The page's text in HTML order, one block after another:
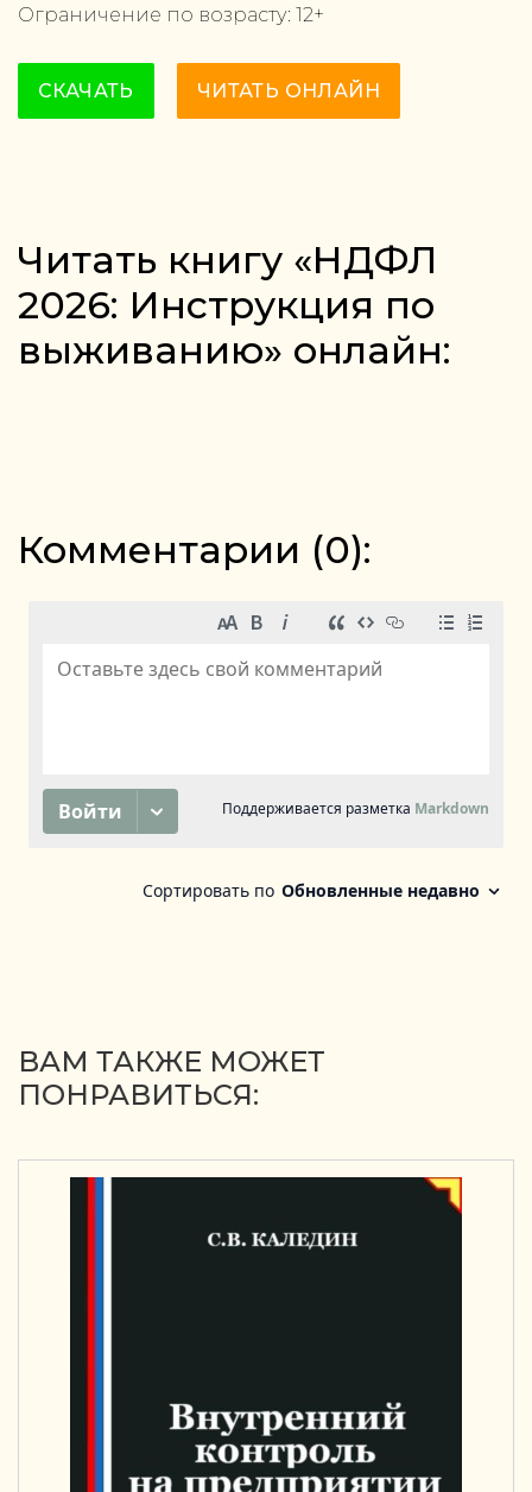
Ограничение по возрасту: 12+
СКАЧАТЬ ЧИТАТЬ ОНЛАЙН
Читать книгу «НДФЛ
2026: Инструкция по
выживанию» онлайн:
Комментарии (0):
ВАМ ТАКЖЕ МОЖЕТ
ПОНРАВИТЬСЯ: